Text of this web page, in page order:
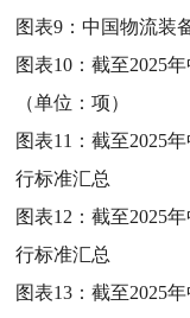
图表9：中国物流装
图表10：截至2025
（单位：项）
图表11：截至2025
行标准汇总
图表12：截至2025
行标准汇总
图表13：截至2025